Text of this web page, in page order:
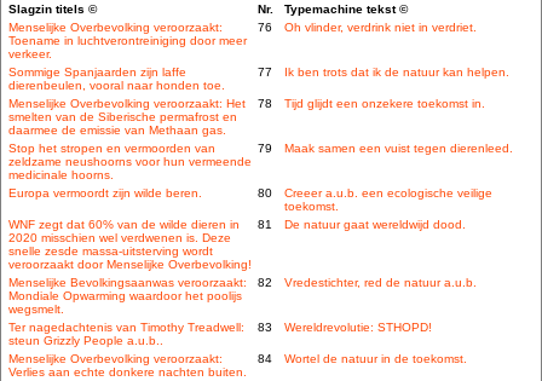
Slagzin titels ©
Nr.
Typemachine tekst ©
Menselijke Overbevolking veroorzaakt:
Toename in luchtverontreiniging door meer
verkeer.
76 Oh vlinder, verdrink niet in verdriet.
Sommige Spanjaarden zijn laffe
dierenbeulen, vooral naar honden toe.
77 Ik ben trots dat ik de natuur kan helpen.
Menselijke Overbevolking veroorzaakt: Het
smelten van de Siberische permafrost en
daarmee de emissie van Methaan gas.
78 Tijd glijdt een onzekere toekomst in.
Stop het stropen en vermoorden van
zeldzame neushoorns voor hun vermeende
medicinale hoorns.
79 Maak samen een vuist tegen dierenleed.
Europa vermoordt zijn wilde beren. 80
Creeer a.u.b. een ecologische veilige
toekomst.
WNF zegt dat 60% van de wilde dieren in
2020 misschien wel verdwenen is. Deze
snelle zesde massa-uitsterving wordt
veroorzaakt door Menselijke Overbevolking!
81 De natuur gaat wereldwijd dood.
Menselijke Bevolkingsaanwas veroorzaakt:
Mondiale Opwarming waardoor het poolijs
wegsmelt.
82 Vredestichter, red de natuur a.u.b.
Ter nagedachtenis van Timothy Treadwell:
steun Grizzly People a.u.b..
83 Wereldrevolutie: STHOPD!
Menselijke Overbevolking veroorzaakt:
Verlies aan echte donkere nachten buiten.
84 Wortel de natuur in de toekomst.